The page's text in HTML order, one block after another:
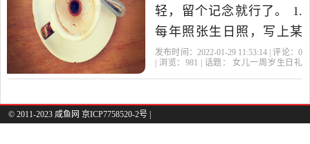
轻，留个记念就行了。 1.
每年照张生日照，写上某
年某月留念，给孩子买个
发布时间：2022-01-29 11:53:14 | 评论： 0
| 浏览： 981 | 话题：
女儿一周岁生日礼
© 2011-2023 咸鱼网 京ICP7758520-2号 |